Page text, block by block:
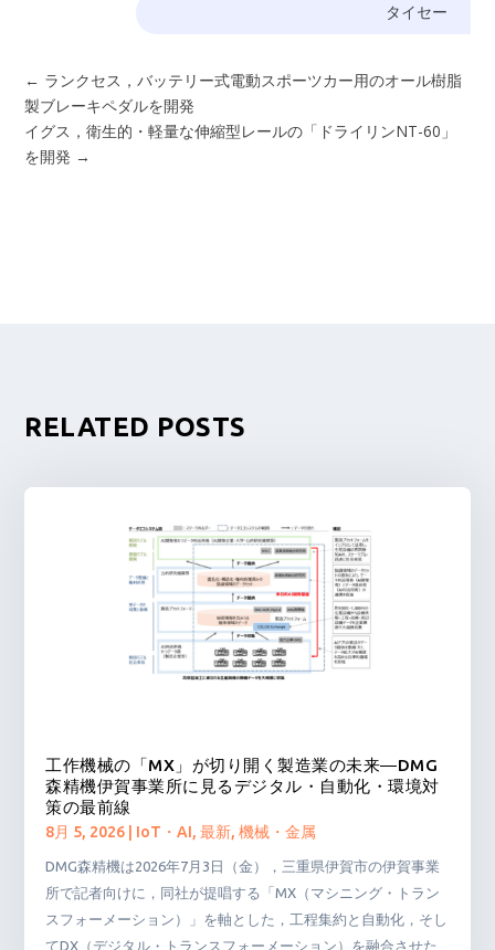
タイセー
← ランクセス，バッテリー式電動スポーツカー用のオール樹脂
製ブレーキペダルを開発
イグス，衛生的・軽量な伸縮型レールの「ドライリンNT-60」
を開発 →
RELATED POSTS
工作機械の「MX」が切り開く製造業の未来―DMG
森精機伊賀事業所に見るデジタル・自動化・環境対
策の最前線
8月 5, 2026 IoT・AI,最新,機械・金属
DMG森精機は2026年7月3日（金），三重県伊賀市の伊賀事業
所で記者向けに，同社が提唱する「MX（マシニング・トラン
スフォーメーション）」を軸とした，工程集約と自動化，そし
てDX（デジタル・トランスフォーメーション）を融合させた